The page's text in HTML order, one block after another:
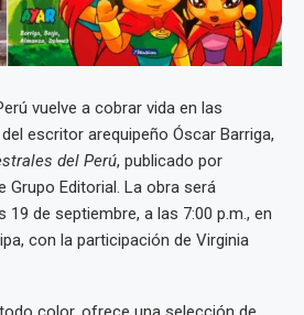
vuelve a cobrar vida en las
escritor arequipeño Óscar Barriga,
del Perú, publicado por
Grupo Editorial. La obra será
19 de septiembre, a las 7:00 p.m., en
con la participación de Virginia